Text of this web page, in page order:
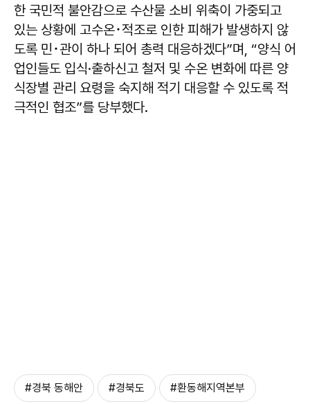
한 국민적 불안감으로 수산물 소비 위축이 가중되고
있는 상황에 고수온･적조로 인한 피해가 발생하지 않
도록 민･관이 하나 되어 총력 대응하겠다”며, “양식 어
업인들도 입식·출하신고 철저 및 수온 변화에 따른 양
식장별 관리 요령을 숙지해 적기 대응할 수 있도록 적
극적인 협조”를 당부했다.
#경북 동해안 #경북도 #환동해지역본부